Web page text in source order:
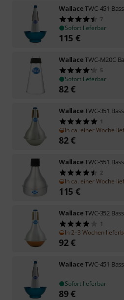
WallaceTWC-451
7
Sofort lieferbar
115 €
WallaceTWC-M20C
5
Sofort lieferbar
82€
WallaceTWC-351
1
In ca. einer Woche
82€
WallaceTWC-551
2
In ca. einer Woche
115 €
WallaceTWC-352
1
In 2–3 Wochen
92€
WallaceTWC-451
Sofort lieferbar
89€